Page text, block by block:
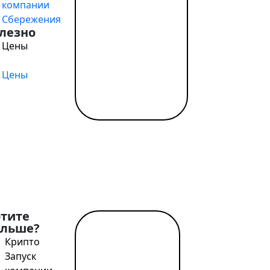
компании
Сбережения
Цены
Цены
Крипто
Запуск
действуют правила проведения специальных
своду правил. Обращайте внимание
странам.
дает возможность партнерам по бизнесу
компаний в ОАЭ?
стране, необходимо выбрать, какой именно из
вариантов.
отношения.
услуг и товаров, не позволяет
работающие таким образом, все равно